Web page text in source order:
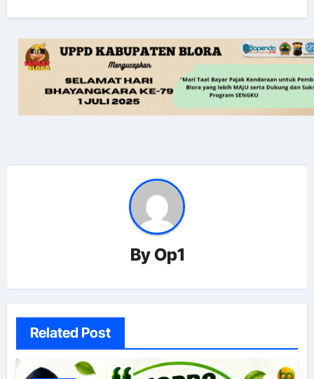
ByOp1
Related Post